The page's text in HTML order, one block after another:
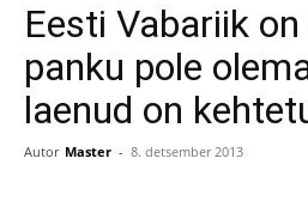
Eesti Vabariik
panku pole
laenud on
Autor Master - 8. detsember 2013